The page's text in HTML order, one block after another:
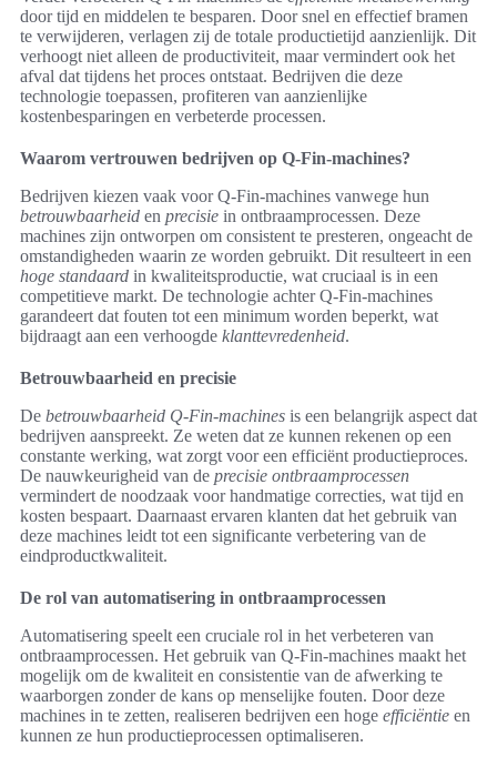
door tijd en middelen te besparen. Door snel en effectief bramen
te verwijderen, verlagen zij de totale productietijd aanzienlijk. Dit
verhoogt niet alleen de productiviteit, maar vermindert ook het
afval dat tijdens het proces ontstaat. Bedrijven die deze
technologie toepassen, profiteren van aanzienlijke
kostenbesparingen en verbeterde processen.
Waarom vertrouwen bedrijven op Q-Fin-machines?
Bedrijven kiezen vaak voor Q-Fin-machines vanwege hun
betrouwbaarheid en precisie in ontbraamprocessen. Deze
machines zijn ontworpen om consistent te presteren, ongeacht de
omstandigheden waarin ze worden gebruikt. Dit resulteert in een
hoge standaard in kwaliteitsproductie, wat cruciaal is in een
competitieve markt. De technologie achter Q-Fin-machines
garandeert dat fouten tot een minimum worden beperkt, wat
bijdraagt aan een verhoogde klanttevredenheid.
Betrouwbaarheid en precisie
De betrouwbaarheid Q-Fin-machines is een belangrijk aspect dat
bedrijven aanspreekt. Ze weten dat ze kunnen rekenen op een
constante werking, wat zorgt voor een efficiënt productieproces.
De nauwkeurigheid van de precisie ontbraamprocessen
vermindert de noodzaak voor handmatige correcties, wat tijd en
kosten bespaart. Daarnaast ervaren klanten dat het gebruik van
deze machines leidt tot een significante verbetering van de
eindproductkwaliteit.
De rol van automatisering in ontbraamprocessen
Automatisering speelt een cruciale rol in het verbeteren van
ontbraamprocessen. Het gebruik van Q-Fin-machines maakt het
mogelijk om de kwaliteit en consistentie van de afwerking te
waarborgen zonder de kans op menselijke fouten. Door deze
machines in te zetten, realiseren bedrijven een hoge efficiëntie en
kunnen ze hun productieprocessen optimaliseren.